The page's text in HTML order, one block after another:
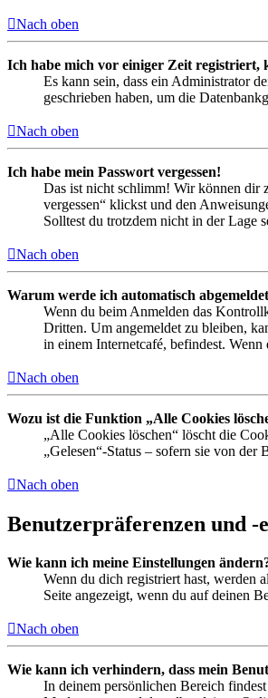
Nach oben
Ich habe mich vor einiger Zeit registriert,
Es kann sein, dass ein Administrator
geschrieben haben, um die
Nach oben
Ich habe mein Passwort vergessen!
Das ist nicht schlimm! Wir können dir
vergessen“ klickst und den
Solltest du trotzdem nicht in der Lage
Nach oben
Warum werde ich automatisch
Wenn du beim Anmelden das
Dritten. Um angemeldet zu bleiben,
in einem Internetcafé, befindest.
Nach oben
Wozu ist die Funktion „Alle Cookies
„Alle Cookies löschen“ löscht die
„Gelesen“-Status – sofern sie von
Nach oben
Benutzerpräferenzen und -
Wie kann ich meine Einstellungen
Wenn du dich registriert hast, werden
Seite angezeigt, wenn du auf deinen
Nach oben
Wie kann ich verhindern, dass mein
In deinem persönlichen Bereich